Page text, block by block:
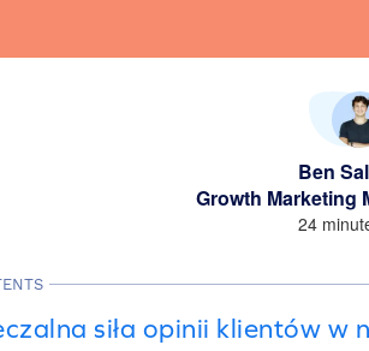
Ben
Growth Marketing
24
siła opinii klientów w